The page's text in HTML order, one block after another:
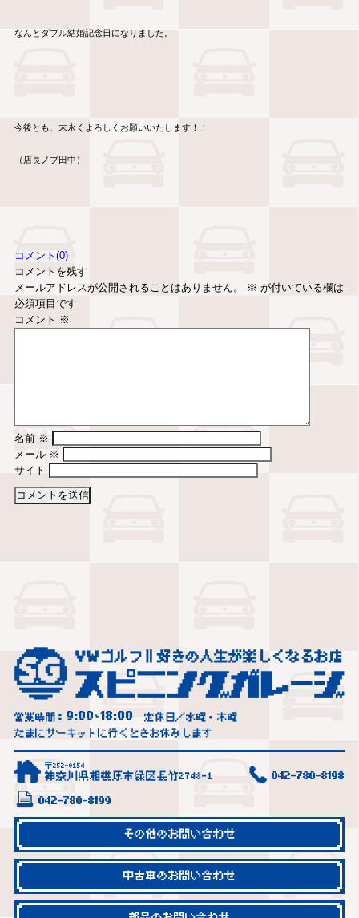
なんとダブル結婚記念日になりました。
今後とも、末永くよろしくお願いいたします！！
（店長ノブ田中）
コメント(0)
コメントを残す
メールアドレスが公開されることはありません。
※ が付いている欄は
必須項目です
コメント ※
名前 ※
メール ※
サイト
営業時間： 9:00~18:00
定休日／水曜・木曜
たまにサーキットに行くときお休みします
〒252-0154
神奈川県相模原市緑区長竹2748-1 042-780-8198
042-780-8199
その他のお問い合わせ
中古車のお問い合わせ